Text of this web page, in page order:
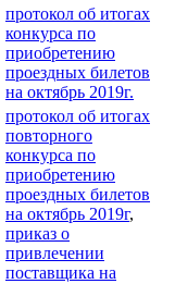
протокол об итогах
конкурса по
приобретению
проездных билетов
на октябрь 2019г.
протокол об итогах
повторного
конкурса по
приобретению
проездных билетов
на октябрь 2019г,
приказ о
привлечении
поставщика на